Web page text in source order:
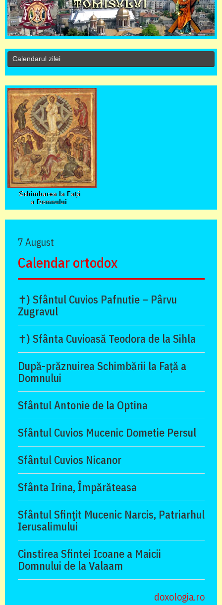
Calendarul zilei
7 August
Calendar ortodox
✝) Sfântul Cuvios Pafnutie – Pârvu
Zugravul
✝) Sfânta Cuvioasă Teodora de la Sihla
După-prăznuirea Schimbării la Față a
Domnului
Sfântul Antonie de la Optina
Sfântul Cuvios Mucenic Dometie Persul
Sfântul Cuvios Nicanor
Sfânta Irina, Împărăteasa
Sfântul Sfinţit Mucenic Narcis, Patriarhul
Ierusalimului
Cinstirea Sfintei Icoane a Maicii
Domnului de la Valaam
doxologia.ro